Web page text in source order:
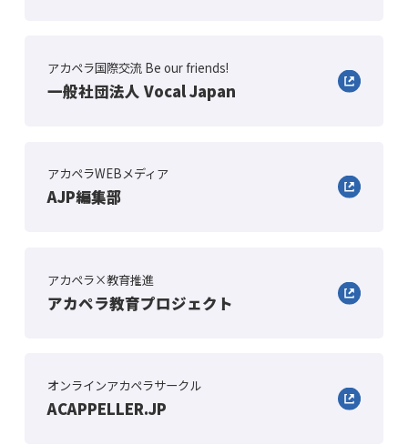
アカペラ国際交流 Be our friends!
一般社団法人 Vocal Japan
アカペラWEBメディア
AJP編集部
アカペラ×教育推進
アカペラ教育プロジェクト
オンラインアカペラサークル
ACAPPELLER.JP